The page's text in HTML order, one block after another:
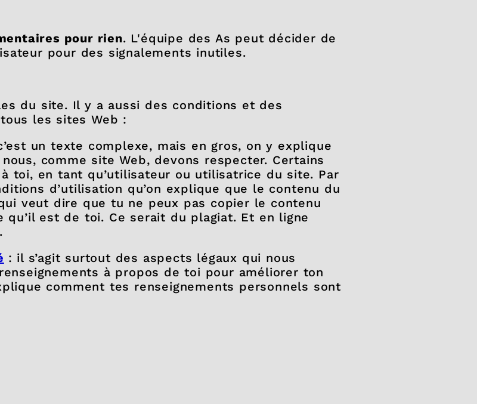
pour rien. L'équipe des As peut décider de
pour des signalements inutiles.
du site. Il y a aussi des conditions et des
les sites Web :
un texte complexe, mais en gros, on y explique
comme site Web, devons respecter. Certains
toi, en tant qu’utilisateur ou utilisatrice du site. Par
d’utilisation qu’on explique que le contenu du
veut dire que tu ne peux pas copier le contenu
qu’il est de toi. Ce serait du plagiat. Et en ligne
: il s’agit surtout des aspects légaux qui nous
à propos de toi pour améliorer ton
comment tes renseignements personnels sont